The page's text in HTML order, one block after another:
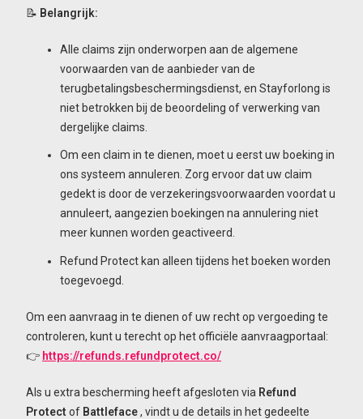
📝 Belangrijk:
Alle claims zijn onderworpen aan de algemene
voorwaarden van de aanbieder van de
terugbetalingsbeschermingsdienst, en Stayforlong is
niet betrokken bij de beoordeling of verwerking van
dergelijke claims.
Om een claim in te dienen, moet u eerst uw boeking in
ons systeem annuleren. Zorg ervoor dat uw claim
gedekt is door de verzekeringsvoorwaarden voordat u
annuleert, aangezien boekingen na annulering niet
meer kunnen worden geactiveerd.
Refund Protect kan alleen tijdens het boeken worden
toegevoegd.
Om een aanvraag in te dienen of uw recht op vergoeding te
controleren, kunt u terecht op het officiële aanvraagportaal:
👉 https://refunds.refundprotect.co/
Als u extra bescherming heeft afgesloten via Refund
Protect of Battleface, vindt u de details in het gedeelte